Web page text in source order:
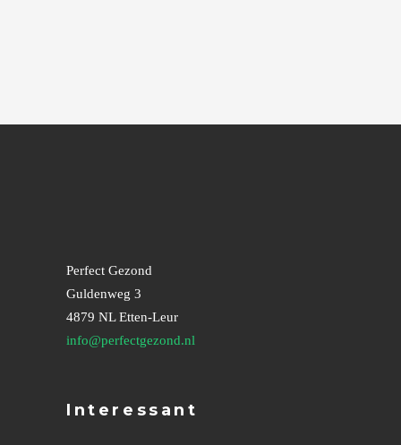
Perfect Gezond
Guldenweg 3
4879 NL Etten-Leur
info@perfectgezond.nl
Interessant